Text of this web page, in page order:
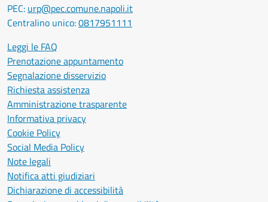
PEC: urp@pec.comune.napoli.it
Centralino unico:0817951111
Leggi le FAQ
Prenotazione appuntamento
Segnalazione disservizio
Richiesta assistenza
Amministrazione trasparente
Informativa privacy
Cookie Policy
Social Media Policy
Note legali
Notifica atti giudiziari
Dichiarazione di accessibilità